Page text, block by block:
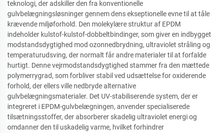
teknologi, der adskiller den fra konventionelle
gulvbelægningsløsninger gennem dens ekseptionelle evne til at tåle
krævende miljøforhold. Den molekylære struktur af EPDM
indeholder kulstof-kulstof-dobbeltbindinger, som giver en indbygget
modstandsdygtighed mod ozonnedbrydning, ultraviolet stråling og
temperaturudsving, der normalt får andre materialer til at forfalde
hurtigt. Denne vejrmodstandsdygtighed stammer fra den mættede
polymerrygrad, som forbliver stabil ved udsættelse for oxiderende
forhold, der ellers ville nedbryde alternative
gulvbelægningsmaterialer. Det UV-stabiliserende system, der er
integreret i EPDM-gulvbelægningen, anvender specialiserede
tilsætningsstoffer, der absorberer skadelig ultraviolet energi og
omdanner den til uskadelig varme, hvilket forhindrer